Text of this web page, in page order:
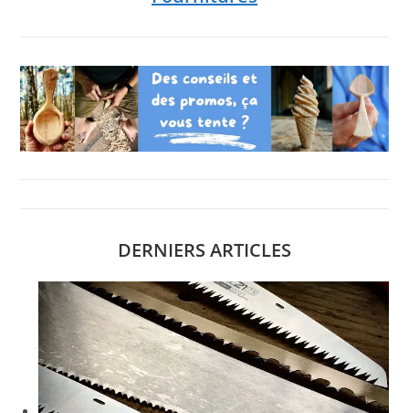
DERNIERS ARTICLES